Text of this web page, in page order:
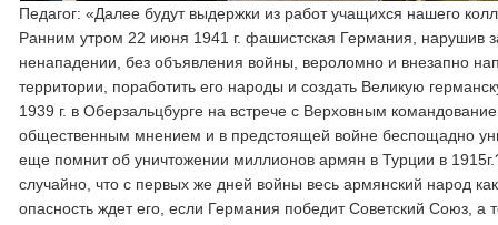
Педагог: «Далее будут выдержки из работ учащихся нашего
Ранним утром 22 июня 1941 г. фашистская Германия, нарушив
ненападении, без объявления войны, вероломно и внезапно
территории, поработить его народы и создать Великую
1939 г. в Оберзальцбурге на встрече с Верховным
общественным мнением и в предстоящей войне беспощадно
еще помнит об уничтожении миллионов армян в Турции в
случайно, что с первых же дней войны весь армянский народ
опасность ждет его, если Германия победит Советский Союз,